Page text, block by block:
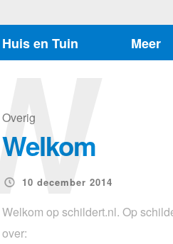
Huis en Tuin
Meer
Overig
Welkom
10 december 2014
Welkom op schildert.nl. Op
over: